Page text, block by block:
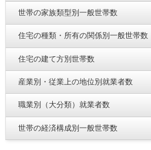
世帯の家族類型別一般世帯数
住宅の種類・所有の関係別一般世帯数
住宅の建て方別世帯数
産業別・従業上の地位別就業者数
職業別（大分類）就業者数
世帯の経済構成別一般世帯数